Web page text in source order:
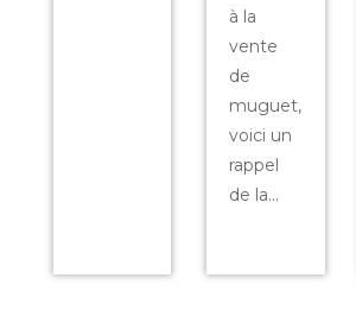
à la
vente
de
muguet,
voici un
rappel
de la...